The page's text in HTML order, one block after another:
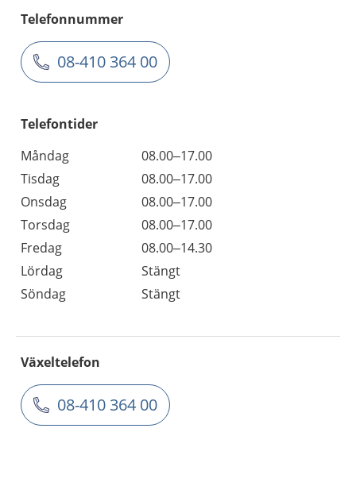
Telefonnummer
08-410 364 00
Telefontider
Måndag
08.00–17.00
Tisdag
08.00–17.00
Onsdag
08.00–17.00
Torsdag
08.00–17.00
Fredag
08.00–14.30
Lördag
Stängt
Söndag
Stängt
Växeltelefon
08-410 364 00